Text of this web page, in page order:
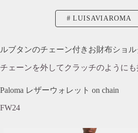
LUISAVIAROMA
ルブタンのチェーン付きお財布ショル
チェーンを外してクラッチのようにも
Paloma レザーウォレット on chain
FW24